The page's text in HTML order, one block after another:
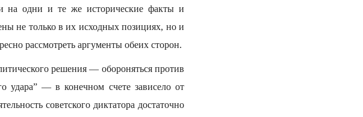
на одни и те же исторические факты и
не только в их исходных позициях, но и
рассмотреть аргументы обеих сторон.
решения — обороняться против
удара” — в конечном счете зависело от
советского диктатора достаточно